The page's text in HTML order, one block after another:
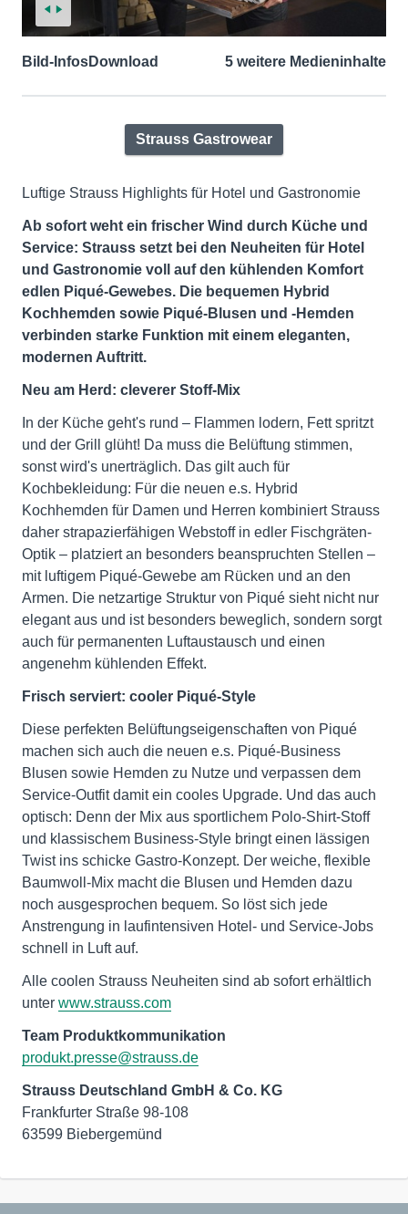
Bild-InfosDownload 5 weitere Medieninhalte
Strauss Gastrowear
Luftige Strauss Highlights für Hotel und Gastronomie
Ab sofort weht ein frischer Wind durch Küche und
Service: Strauss setzt bei den Neuheiten für Hotel
und Gastronomie voll auf den kühlenden Komfort
edlen Piqué-Gewebes. Die bequemen Hybrid
Kochhemden sowie Piqué-Blusen und -Hemden
verbinden starke Funktion mit einem eleganten,
modernen Auftritt.
Neu am Herd: cleverer Stoff-Mix
In der Küche geht's rund – Flammen lodern, Fett spritzt
und der Grill glüht! Da muss die Belüftung stimmen,
sonst wird's unerträglich. Das gilt auch für
Kochbekleidung: Für die neuen e.s. Hybrid
Kochhemden für Damen und Herren kombiniert Strauss
daher strapazierfähigen Webstoff in edler Fischgräten-
Optik – platziert an besonders beanspruchten Stellen –
mit luftigem Piqué-Gewebe am Rücken und an den
Armen. Die netzartige Struktur von Piqué sieht nicht nur
elegant aus und ist besonders beweglich, sondern sorgt
auch für permanenten Luftaustausch und einen
angenehm kühlenden Effekt.
Frisch serviert: cooler Piqué-Style
Diese perfekten Belüftungseigenschaften von Piqué
machen sich auch die neuen e.s. Piqué-Business
Blusen sowie Hemden zu Nutze und verpassen dem
Service-Outfit damit ein cooles Upgrade. Und das auch
optisch: Denn der Mix aus sportlichem Polo-Shirt-Stoff
und klassischem Business-Style bringt einen lässigen
Twist ins schicke Gastro-Konzept. Der weiche, flexible
Baumwoll-Mix macht die Blusen und Hemden dazu
noch ausgesprochen bequem. So löst sich jede
Anstrengung in laufintensiven Hotel- und Service-Jobs
schnell in Luft auf.
Alle coolen Strauss Neuheiten sind ab sofort erhältlich
unter www.strauss.com
Team Produktkommunikation
produkt.presse@strauss.de
Strauss Deutschland GmbH & Co. KG
Frankfurter Straße 98-108
63599 Biebergemünd